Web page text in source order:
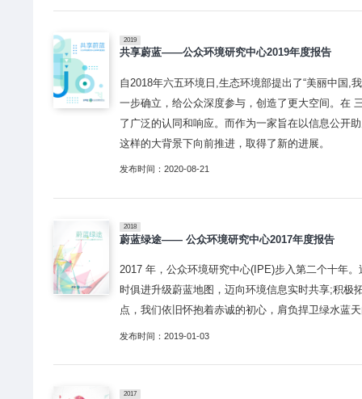
2019
共享蔚蓝——公众环境研究中心2019年度报告
自2018年六五环境日,生态环境部提出了“美丽中国,
一步确立，给公众深度参与，创造了更大空间。在
了广泛的认同和响应。而作为一家旨在以信息公开
这样的大背景下向前推进，取得了新的进展。
发布时间：2020-08-21
2018
蔚蓝绿途—— 公众环境研究中心2017年度报告
2017 年，公众环境研究中心(IPE)步入第二个十年
时俱进升级蔚蓝地图，迈向环境信息实时共享;积极
点，我们依旧怀抱着赤诚的初心，肩负捍卫绿水蓝
发布时间：2019-01-03
2017